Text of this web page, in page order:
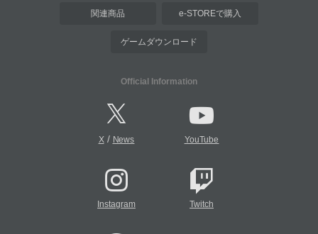
関連商品 e-STOREで購入
ゲームダウンロード
Official Information
X/ News YouTube
Instagram Twitch